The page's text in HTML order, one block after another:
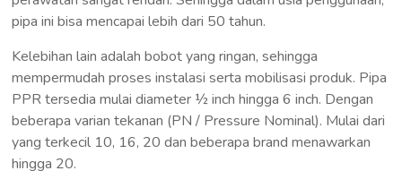
pipa ini bisa mencapai lebih dari 50 tahun.
Kelebihan lain adalah bobot yang ringan, sehingga
mempermudah proses instalasi serta mobilisasi produk. Pipa
PPR tersedia mulai diameter ½ inch hingga 6 inch. Dengan
beberapa varian tekanan (PN / Pressure Nominal). Mulai dari
yang terkecil 10, 16, 20 dan beberapa brand menawarkan
hingga 20.